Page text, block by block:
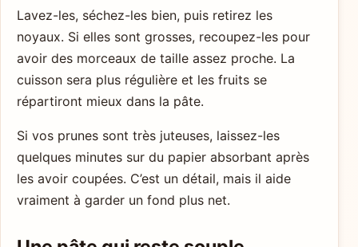
Lavez-les, séchez-les bien, puis retirez les
noyaux. Si elles sont grosses, recoupez-les pour
avoir des morceaux de taille assez proche. La
cuisson sera plus régulière et les fruits se
répartiront mieux dans la pâte.
Si vos prunes sont très juteuses, laissez-les
quelques minutes sur du papier absorbant après
les avoir coupées. C’est un détail, mais il aide
vraiment à garder un fond plus net.